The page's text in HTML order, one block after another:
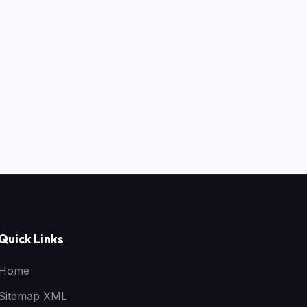
Links
XML